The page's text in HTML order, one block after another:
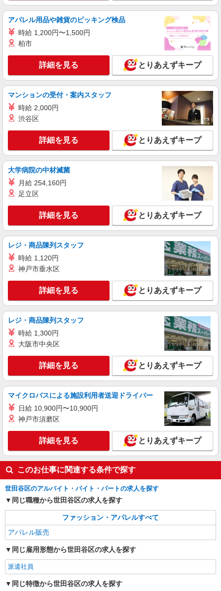
アパレル販売
時給1500円〜1550円
東京都世田谷区玉川3丁目17－1 高島屋S・C
キープ 詳細を見る
派遣社員
株式会社シーエーセールススタッフ/tkMK41035a
時給1550円〜1600円 ※経験・能力による
【月収例】1600円×8時間×15日＝281,600円＋残業
代（時給×1.25倍）※スキルにより異なります。
155-0031 東京都世田谷区北沢2丁目30－3
下北沢路面店
キープ 詳細を見る
派遣社員
アパレル販売
時給1550円〜1650円 ■月給例【23万円〜26万
円】 ■22日間勤務の場合＝246,400円（内訳：時
給1,600円×実働7時間×22日） ＋残業代（1.25
倍：1分単位で支給） ※時給は経験により変動し
158-0094 東京都世田谷区玉川3丁目17－1
キープ 詳細を見る
派遣社員
株式会社シーエーセールススタッフ/tkAK39639a
アパレル販売
時給1440円〜1500円 ※経験・能力による 上
記給与＋時間外勤務手当＋交通費支給◎
玉川3丁目17－1 玉川高島屋S・C
キープ 詳細を見る
アパレル用品や雑貨のピッキング検品
時給 1,200円〜1,500円
柏市
詳細を見る とりあえずキープ
マンションの受付・案内スタッフ
時給 2,000円
渋谷区
詳細を見る とりあえずキープ
大学病院の中材滅菌
月給 254,160円
足立区
詳細を見る とりあえずキープ
レジ・商品陳列スタッフ
時給 1,120円
神戸市垂水区
詳細を見る とりあえずキープ
レジ・商品陳列スタッフ
時給 1,300円
大阪市中央区
詳細を見る とりあえずキープ
マイクロバスによる施設利用者送迎ドライバー
日給 10,900円〜10,900円
神戸市須磨区
詳細を見る とりあえずキープ
このお仕事に関連する条件で探す
世田谷区のアルバイト・バイト・パートの求人を探す
同じ職種から世田谷区の求人を探す
ファッション・アパレルすべて
アパレル販売
同じ雇用形態から世田谷区の求人を探す
派遣社員
同じ特徴から世田谷区の求人を探す